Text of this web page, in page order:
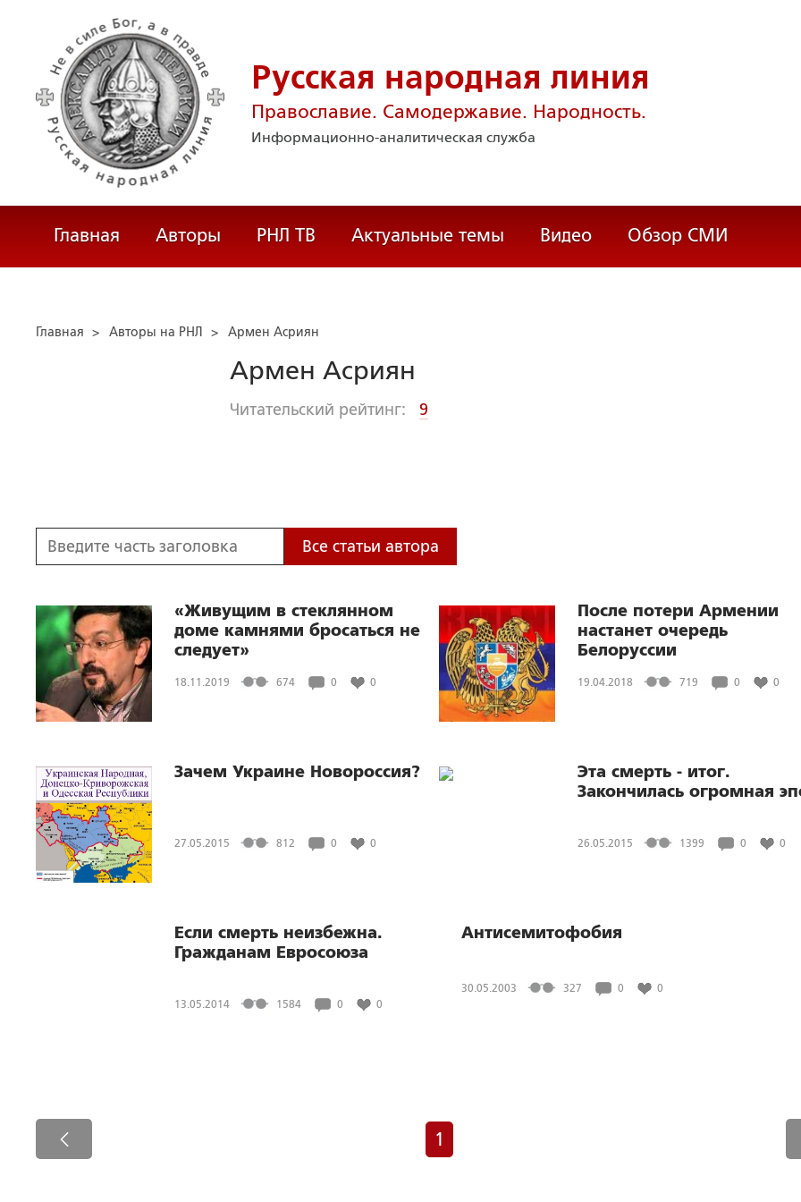
Русская народная линия
Православие. Самодержавие. Народность.
Информационно-аналитическая служба
Главная Авторы РНЛ ТВ Актуальные темы Видео Обзор СМИ
Главная > Авторы на РНЛ > Армен Асриян
Армен Асриян
Читательский рейтинг: 9
Все статьи автора
«Живущим в стеклянном
доме камнями бросаться не
следует»
18.11.2019 674 0 0
После потери Армении
настанет очередь
Белоруссии
19.04.2018 719 0 0
Зачем Украине Новороссия?
27.05.2015 812 0 0
Эта смерть - итог.
Закончилась огромная
26.05.2015 1399 0 0
Если смерть неизбежна.
Гражданам Евросоюза
13.05.2014 1584 0 0
Антисемитофобия
30.05.2003 327 0 0
1